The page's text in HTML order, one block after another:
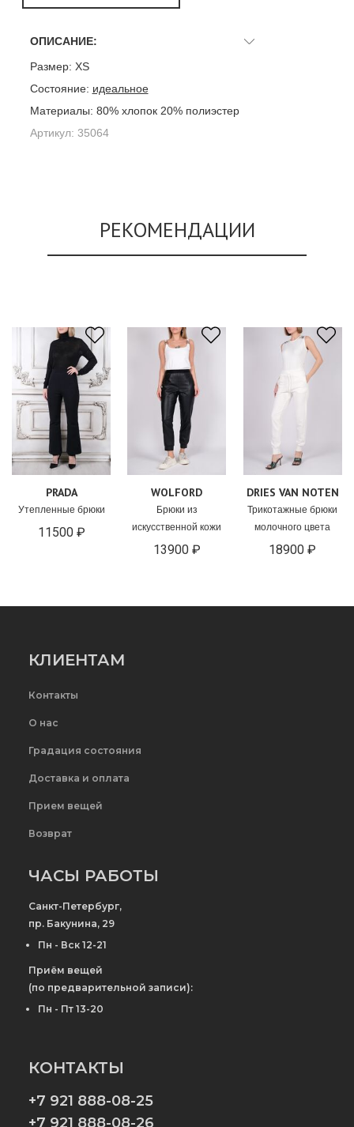
ОПИСАНИЕ:
Размер: XS
Состояние: идеальное
Материалы: 80% хлопок 20% полиэстер
Артикул: 35064
РЕКОМЕНДАЦИИ
PRADA
Утепленные брюки
11500 ₽
WOLFORD
Брюки из
искусственной кожи
13900 ₽
DRIES VAN NOTEN
Трикотажные брюки
молочного цвета
18900 ₽
КЛИЕНТАМ
Контакты
О нас
Градация состояния
Доставка и оплата
Прием вещей
Возврат
ЧАСЫ РАБОТЫ
Санкт-Петербург,
пр. Бакунина, 29
Пн - Вск 12-21
Приём вещей
(по предварительной записи):
Пн - Пт 13-20
КОНТАКТЫ
+7 921 888-08-25
+7 921 888-08-26